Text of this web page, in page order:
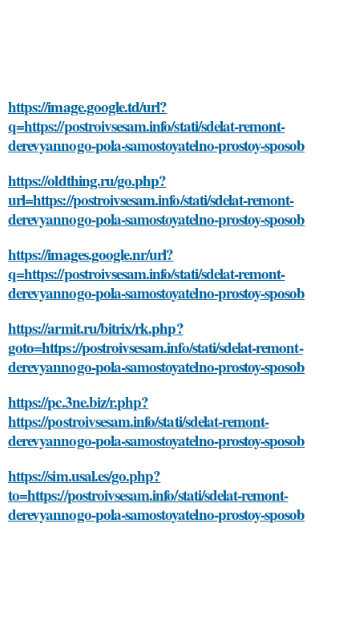
https://image.google.td/url?
q=https://postroivsesam.info/stati/sdelat-remont-
derevyannogo-pola-samostoyatelno-prostoy-sposob
https://oldthing.ru/go.php?
url=https://postroivsesam.info/stati/sdelat-remont-
derevyannogo-pola-samostoyatelno-prostoy-sposob
https://images.google.nr/url?
q=https://postroivsesam.info/stati/sdelat-remont-
derevyannogo-pola-samostoyatelno-prostoy-sposob
https://armit.ru/bitrix/rk.php?
goto=https://postroivsesam.info/stati/sdelat-remont-
derevyannogo-pola-samostoyatelno-prostoy-sposob
https://pc.3ne.biz/r.php?
https://postroivsesam.info/stati/sdelat-remont-
derevyannogo-pola-samostoyatelno-prostoy-sposob
https://sim.usal.es/go.php?
to=https://postroivsesam.info/stati/sdelat-remont-
derevyannogo-pola-samostoyatelno-prostoy-sposob